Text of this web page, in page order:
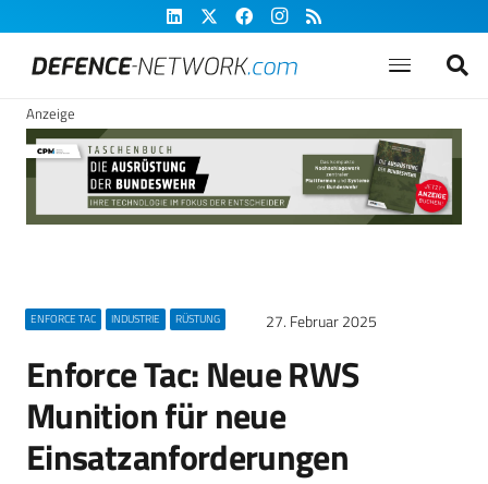
Anzeige
ENFORCE TAC INDUSTRIE RÜSTUNG 27. Februar 2025
Enforce Tac: Neue RWS
Munition für neue
Einsatzanforderungen